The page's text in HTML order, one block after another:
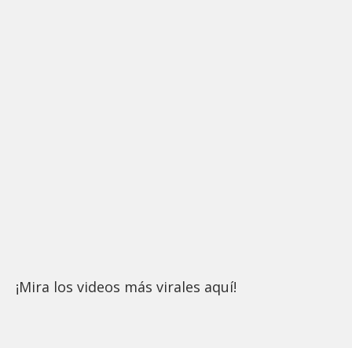
¡Mira los videos más virales aquí!